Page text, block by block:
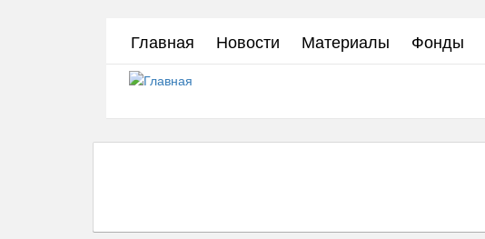
Главная Новости Материалы Фонды